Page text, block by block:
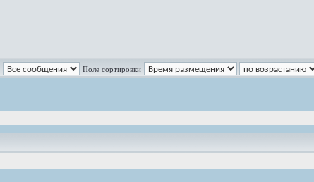
Поле сортировки